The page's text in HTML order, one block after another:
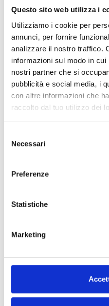
Questo sito web utilizza i
Utilizziamo i cookie per
annunci, per fornire
analizzare il nostro traffico.
informazioni sul modo in
nostri partner che si
pubblicità e social media, i
con altre informazioni che
raccolto dal tuo utilizzo dei
delNecessari
Preferenze
Statistiche
Marketing
con
OTROS
SIMILARES